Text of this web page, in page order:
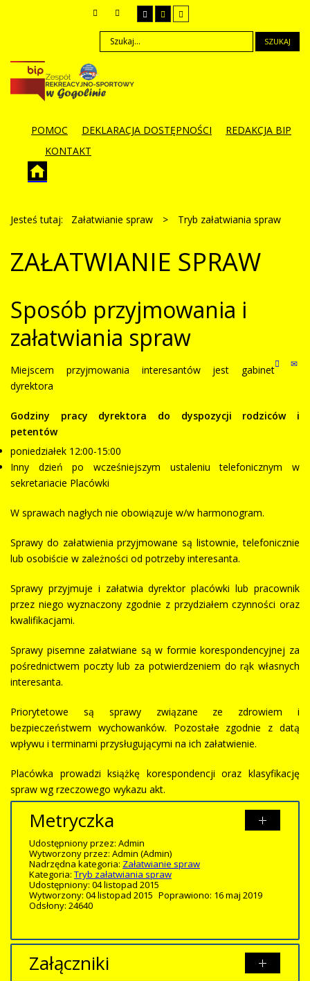
SZUKAJ
POMOC DEKLARACJA DOSTĘPNOŚCI
REDAKCJA BIP
KONTAKT
Jesteś tutaj: Załatwianie spraw > Tryb załatwiania spraw
ZAŁATWIANIE SPRAW
Sposób przyjmowania i
załatwiania spraw
Miejscem przyjmowania interesantów jest gabinet
dyrektora
Godziny pracy dyrektora do dyspozycji rodziców i
petentów
poniedziałek 12:00-15:00
Inny dzień po wcześniejszym ustaleniu telefonicznym w
sekretariacie Placówki
W sprawach nagłych nie obowiązuje w/w harmonogram.
Sprawy do załatwienia przyjmowane są listownie, telefonicznie
lub osobiście w zależności od potrzeby interesanta.
Sprawy przyjmuje i załatwia dyrektor placówki lub pracownik
przez niego wyznaczony zgodnie z przydziałem czynności oraz
kwalifikacjami.
Sprawy pisemne załatwiane są w formie korespondencyjnej za
pośrednictwem poczty lub za potwierdzeniem do rąk własnych
interesanta.
Priorytetowe są sprawy związane ze zdrowiem i
bezpieczeństwem wychowanków. Pozostałe zgodnie z datą
wpływu i terminami przysługującymi na ich załatwienie.
Placówka prowadzi książkę korespondencji oraz klasyfikację
spraw wg rzeczowego wykazu akt.
Metryczka
Udostępniony przez: Admin
Wytworzony przez: Admin (Admin)
Nadrzędna kategoria: Załatwianie spraw
Kategoria: Tryb załatwiania spraw
Udostępniony: 04 listopad 2015
Wytworzony: 04 listopad 2015 Poprawiono: 16 maj 2019
Odsłony: 24640
Załączniki